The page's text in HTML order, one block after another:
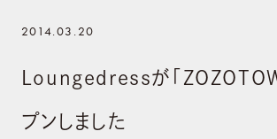
2014.03.20
Loungedressが「
プンしました